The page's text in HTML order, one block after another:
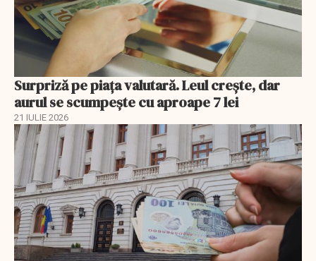
Surpriză pe piața valutară. Leul crește, dar
aurul se scumpește cu aproape 7 lei
21 IULIE 2026